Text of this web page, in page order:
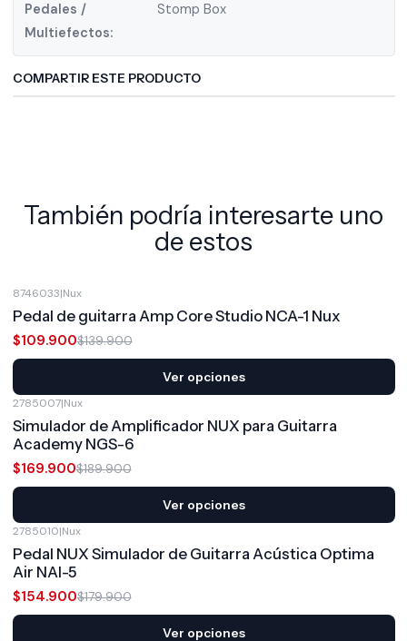
Pedales /
Multiefectos:
Stomp Box
COMPARTIR ESTE PRODUCTO
También podría interesarte uno
de estos
8746033|Nux
Pedal de guitarra Amp Core Studio NCA-1 Nux
$109.900$139.900
Ver opciones
2785007|Nux
Simulador de Amplificador NUX para Guitarra
Academy NGS-6
$169.900$189.900
Ver opciones
2785010|Nux
Pedal NUX Simulador de Guitarra Acústica Optima
Air NAI-5
$154.900$179.900
Ver opciones